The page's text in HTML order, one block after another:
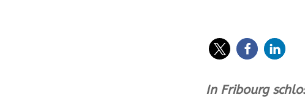
In Fribourg